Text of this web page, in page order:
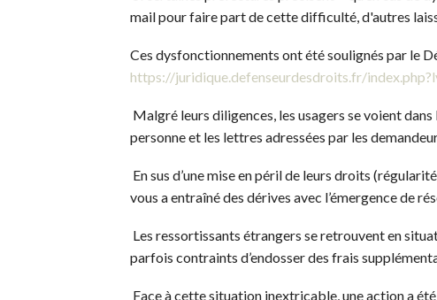
mail pour faire part de cette difficulté, d'autres
Ces dysfonctionnements ont été soulignés par le
https://juridique.defenseurdesdroits.fr/
Malgré leurs diligences, les usagers se voient
personne et les lettres adressées par les
En sus d’une mise en péril de leurs droits
vous a entraîné des dérives avec l’émergence de
Les ressortissants étrangers se retrouvent en
parfois contraints d’endosser des frais
Face à cette situation inextricable, une action a